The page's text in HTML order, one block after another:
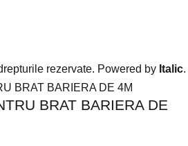
rezervate. Powered by Italic
BRAT BARIERA DE